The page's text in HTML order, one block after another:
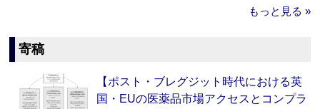
もっと見る »
寄稿
【ポスト・ブレグジット時代における英
国・EUの医薬品市場アクセスとコンプラ